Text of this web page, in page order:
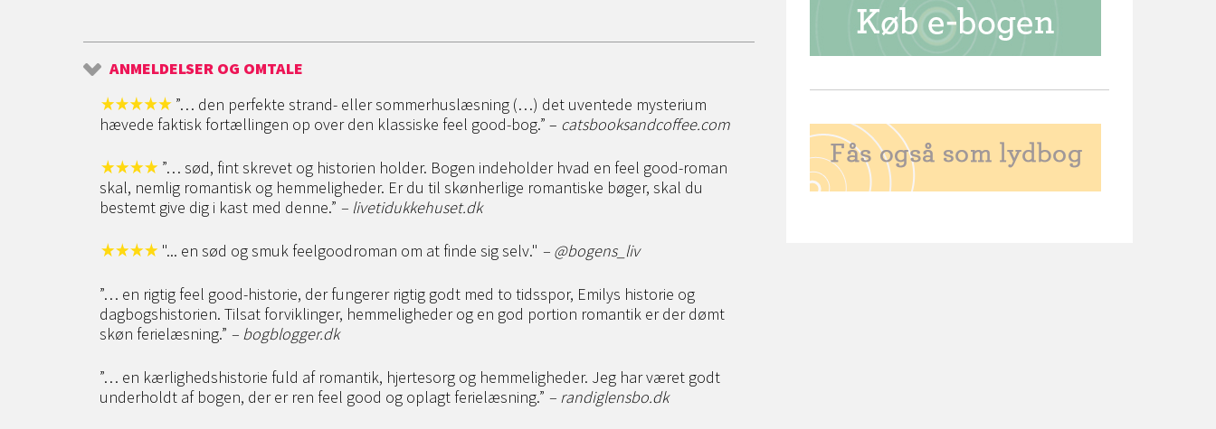
ANMELDELSER OG OMTALE
”… den perfekte strand- eller sommerhuslæsning (…) det uventede mysterium
hævede faktisk fortællingen op over den klassiske feel good-bog.” – catsbooksandcoffee.com
”… sød, fint skrevet og historien holder. Bogen indeholder hvad en feel good-roman
skal, nemlig romantisk og hemmeligheder. Er du til skønherlige romantiske bøger, skal du
bestemt give dig i kast med denne.” – livetidukkehuset.dk
"... en sød og smuk feelgoodroman om at finde sig selv." – @bogens_liv
”… en rigtig feel good-historie, der fungerer rigtig godt med to tidsspor, Emilys historie og
dagbogshistorien. Tilsat forviklinger, hemmeligheder og en god portion romantik er der dømt
skøn ferielæsning.” – bogblogger.dk
”… en kærlighedshistorie fuld af romantik, hjertesorg og hemmeligheder. Jeg har været godt
underholdt af bogen, der er ren feel good og oplagt ferielæsning.” – randiglensbo.dk